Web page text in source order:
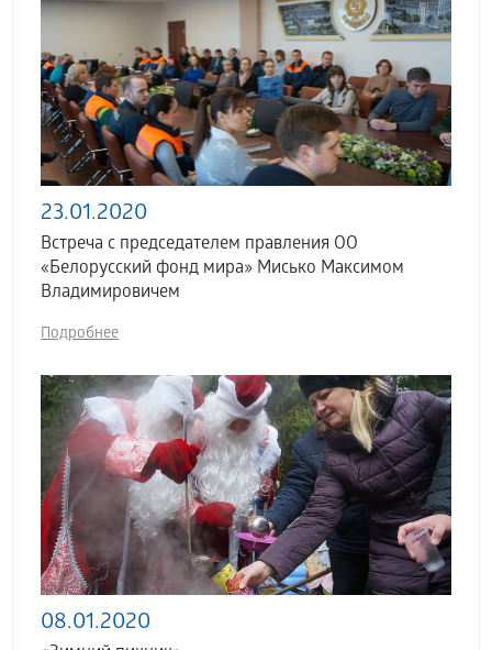
23.01.2020
Встреча с председателем правления ОО
«Белорусский фонд мира» Мисько Максимом
Владимировичем
Подробнее
08.01.2020